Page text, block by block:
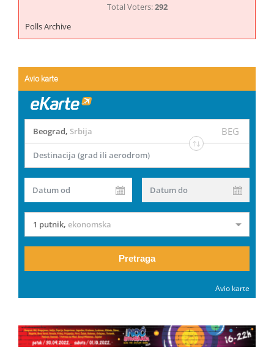
Total Voters:292
Polls Archive
Avio karte
Beograd, Srbija BEG
Destinacija (grad ili aerodrom)
Datum od Datum do
1 putnik, ekonomska
Pretraga
Avio karte